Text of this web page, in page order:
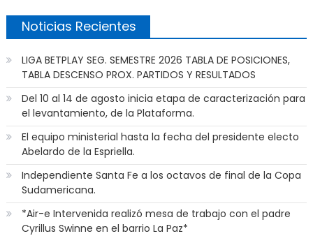
Noticias Recientes
LIGA BETPLAY SEG. SEMESTRE 2026 TABLA DE POSICIONES,
TABLA DESCENSO PROX. PARTIDOS Y RESULTADOS
Del 10 al 14 de agosto inicia etapa de caracterización para
el levantamiento, de la Plataforma.
El equipo ministerial hasta la fecha del presidente electo
Abelardo de la Espriella.
Independiente Santa Fe a los octavos de final de la Copa
Sudamericana.
*Air-e Intervenida realizó mesa de trabajo con el padre
Cyrillus Swinne en el barrio La Paz*